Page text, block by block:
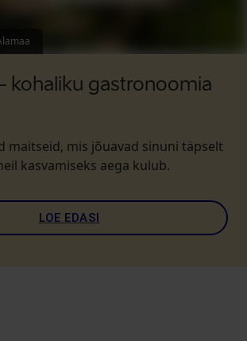
kohaliku gastronoomia
maitseid, mis jõuavad sinuni täpselt
kasvamiseks aega kulub.
LOE EDASI